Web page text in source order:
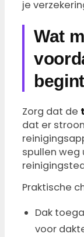
je
Wat
Zorg dat de
dat er
spullen weg
Praktische
Dak
voor